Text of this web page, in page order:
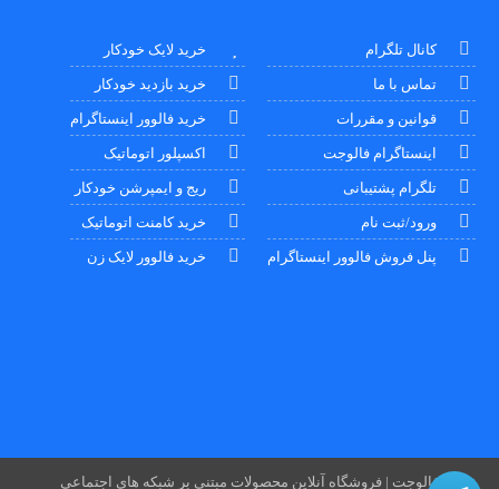
کانال تلگرام
تماس با ما
قوانین و مقررات
اینستاگرام فالوجت
تلگرام پشتیبانی
ورود/ثبت نام
پنل فروش فالوور اینستاگرام
خرید لایک خودکار
خرید بازدید خودکار
خرید فالوور اینستاگرام
اکسپلور اتوماتیک
ریج و ایمپرشن خودکار
خرید کامنت اتوماتیک
خرید فالوور لایک زن
فالوجت | فروشگاه آنلاین محصولات مبتنی بر شبکه های اجتماعی